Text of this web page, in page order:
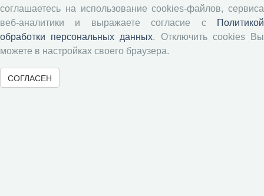
Памятка рецензенту
Положение о рецензировании
Форма рецензии
Журналы ВолНЦ РАН
соглашаетесь на использование cookies-файлов, сервиса
веб-аналитики и выражаете согласие с
Политикой
обработки персональных данных. Отключить cookies Вы
можете в настройках своего браузера.
СОГЛАСЕН